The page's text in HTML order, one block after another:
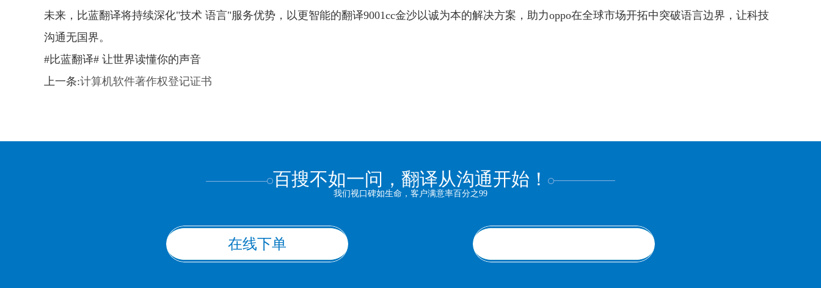
未来，比蓝翻译将持续深化"技术 语言"服务优势，以更智能的翻译9001cc金沙以诚为本的解决方案，助力oppo在全球市场开拓中突破语言边界，让科技
沟通无国界。
#比蓝翻译# 让世界读懂你的声音
上一条:计算机软件著作权登记证书
百搜不如一问，翻译从沟通开始！
我们视口碑如生命，客户满意率百分之99
在线下单